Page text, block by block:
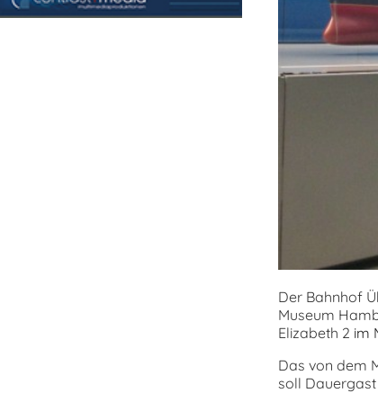
Der Bahnhof
Museum
Elizabeth 2 im
Das von dem
soll